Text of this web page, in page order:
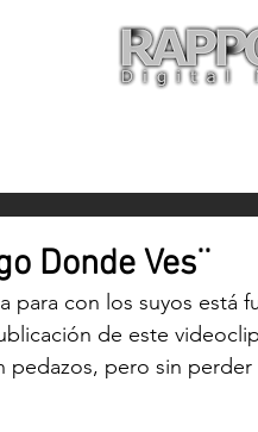
Donde Ves¨
para con los suyos está
de este
pedazos, pero sin